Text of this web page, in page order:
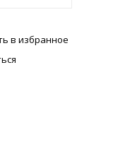
в избранное